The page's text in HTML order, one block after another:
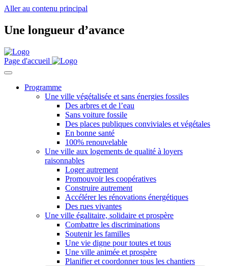
Aller au contenu principal
Une longueur d’avance
Page d'accueil
Programme
Une ville végétalisée et sans énergies fossiles
Des arbres et de l’eau
Sans voiture fossile
Des places publiques conviviales et végétales
En bonne santé
100% renouvelable
Une ville aux logements de qualité à loyers
raisonnables
Loger autrement
Promouvoir les coopératives
Construire autrement
Accélérer les rénovations énergétiques
Des rues vivantes
Une ville égalitaire, solidaire et prospère
Combattre les discriminations
Soutenir les familles
Une vie digne pour toutes et tous
Une ville animée et prospère
Planifier et coordonner tous les chantiers